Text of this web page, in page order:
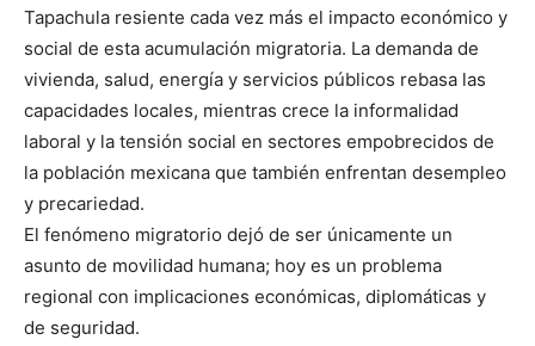
Tapachula resiente cada vez más el impacto económico y
social de esta acumulación migratoria. La demanda de
vivienda, salud, energía y servicios públicos rebasa las
capacidades locales, mientras crece la informalidad
laboral y la tensión social en sectores empobrecidos de
la población mexicana que también enfrentan desempleo
y precariedad.
El fenómeno migratorio dejó de ser únicamente un
asunto de movilidad humana; hoy es un problema
regional con implicaciones económicas, diplomáticas y
de seguridad.